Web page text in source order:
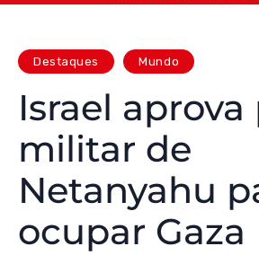
Destaques Mundo
Israel
militar de
Netanyahu
ocupar Gaza